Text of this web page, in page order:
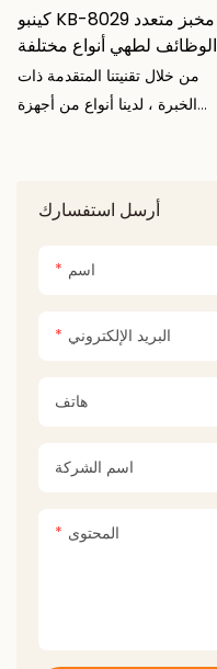
أرسل استفسارك
اسم
البريد الإلكتروني
هاتف
اسم الشركة
المحتوى
كينبو KB-8029 مخبز متعدد
الوظائف لطهي أنواع مختلفة
من الطعام
من خلال تقنيتنا المتقدمة ذات
الخبرة ، لدينا أنواع من أجهزة